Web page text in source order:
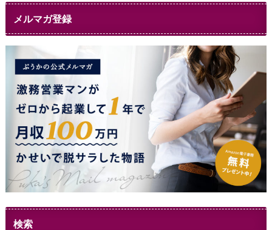
メルマガ登録
検索